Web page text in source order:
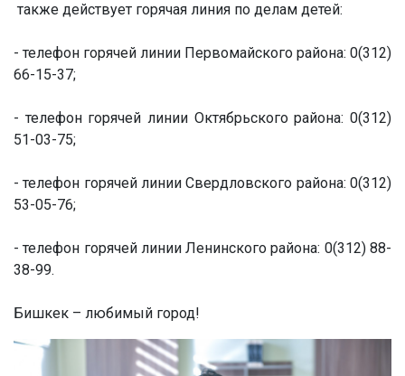
также действует горячая линия по делам детей:
- телефон горячей линии Первомайского района: 0(312)
66-15-37;
- телефон горячей линии Октябрьского района: 0(312)
51-03-75;
- телефон горячей линии Свердловского района: 0(312)
53-05-76;
- телефон горячей линии Ленинского района: 0(312) 88-
38-99.
Бишкек – любимый город!